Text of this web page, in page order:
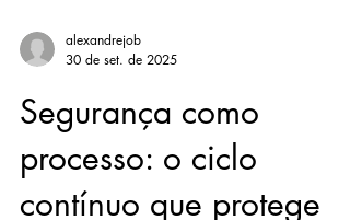
Segurança como
processo: o ciclo